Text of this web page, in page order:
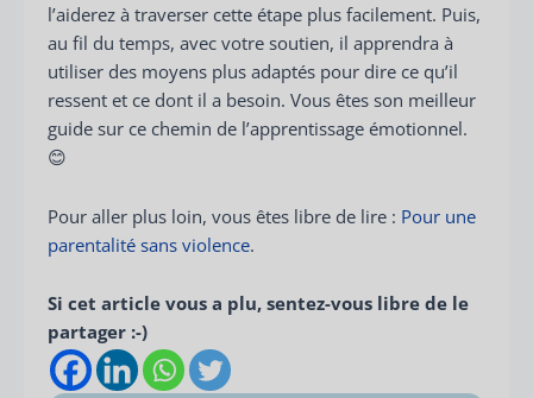
l’aiderez à traverser cette étape plus facilement. Puis,
au fil du temps, avec votre soutien, il apprendra à
utiliser des moyens plus adaptés pour dire ce qu’il
ressent et ce dont il a besoin. Vous êtes son meilleur
guide sur ce chemin de l’apprentissage émotionnel.
😊
Pour aller plus loin, vous êtes libre de lire : Pour une
parentalité sans violence.
Si cet article vous a plu, sentez-vous libre de le
partager :-)